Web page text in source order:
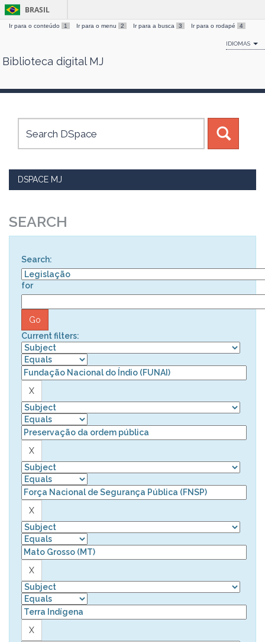
Skip
BRASIL
Ir para o conteúdo 1 Ir para o menu 2 Ir para a busca 3 Ir para o rodapé 4
IDIOMAS
Biblioteca digital MJ
DSPACE MJ
SEARCH
Search:
for
Current filters: